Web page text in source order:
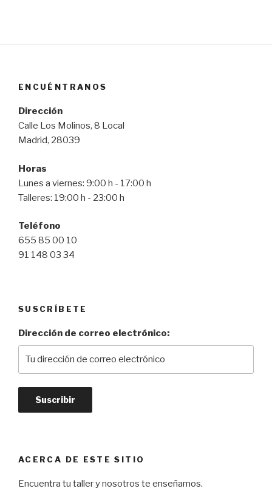
ENCUÉNTRANOS
Dirección
Calle Los Molinos, 8 Local
Madrid, 28039
Horas
Lunes a viernes: 9:00 h - 17:00 h
Talleres: 19:00 h - 23:00 h
Teléfono
655 85 00 10
91 148 03 34
SUSCRÍBETE
Dirección de correo electrónico:
ACERCA DE ESTE SITIO
Encuentra tu taller y nosotros te enseñamos.